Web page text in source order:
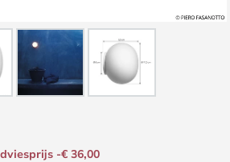
-€ 36,00